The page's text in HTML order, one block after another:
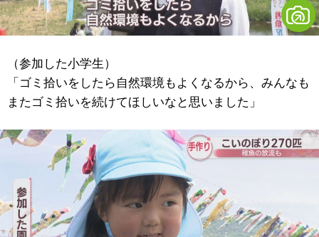
（参加した小学生）
「ゴミ拾いをしたら自然環境もよくなるから、みんなも
またゴミ拾いを続けてほしいなと思いました」